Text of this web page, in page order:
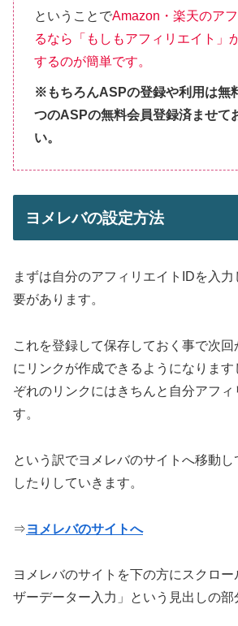
ということでAmazon・楽天のア
るなら「もしもアフィリエイト」
するのが簡単です。
※もちろんASPの登録や利用は無
つのASPの無料会員登録済ませて
い。
ヨメレバの設定方法
まずは自分のアフィリエイトIDを入
要があります。
これを登録して保存しておく事で次
にリンクが作成できるようになりま
ぞれのリンクにはきちんと自分アフィ
す。
という訳でヨメレバのサイトへ移動
したりしていきます。
⇒ヨメレバのサイトへ
ヨメレバのサイトを下の方にスクロ
ザーデーター入力」という見出しの部